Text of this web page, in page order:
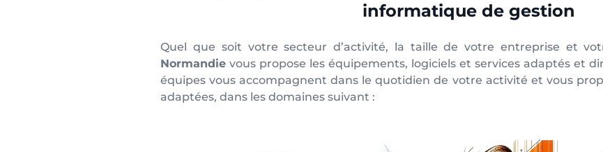
informatique de gestion
Quel que soit votre secteur d’activité, la taille de votre entreprise et
Normandie vous propose les équipements, logiciels et services adaptés et
équipes vous accompagnent dans le quotidien de votre activité et vous
adaptées, dans les domaines suivant :